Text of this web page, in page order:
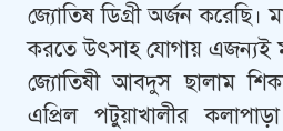
জ্যোতিষ ডিগ্রী অর্জন করেছি।
করতে উৎসাহ যোগায় এজন্যই
জ্যোতিষী আবদুস ছালাম
এপ্রিল পটুয়াখালীর